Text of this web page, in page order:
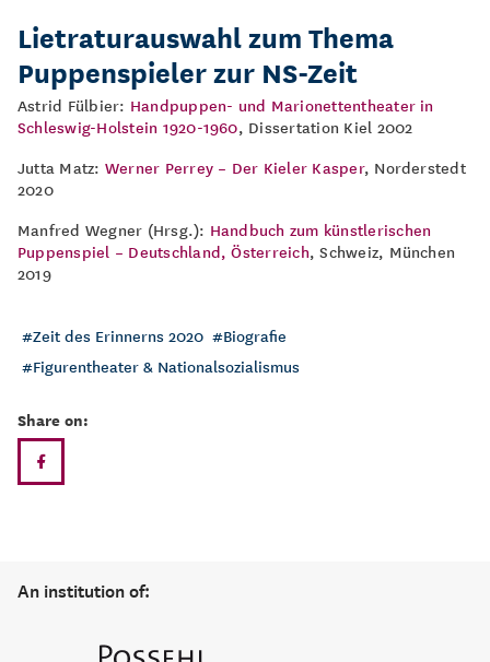
Lietraturauswahl zum Thema
Puppenspieler zur NS-Zeit
Astrid Fülbier: Handpuppen- und Marionettentheater in
Schleswig-Holstein 1920-1960, Dissertation Kiel 2002
Jutta Matz: Werner Perrey – Der Kieler Kasper, Norderstedt
2020
Manfred Wegner (Hrsg.): Handbuch zum künstlerischen
Puppenspiel – Deutschland, Österreich, Schweiz, München
2019
Zeit des Erinnerns 2020
Biografie
Figurentheater & Nationalsozialismus
Share on:
An institution of: